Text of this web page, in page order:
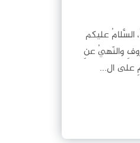
عليكم
والنّهيُ عنِ
على ال...